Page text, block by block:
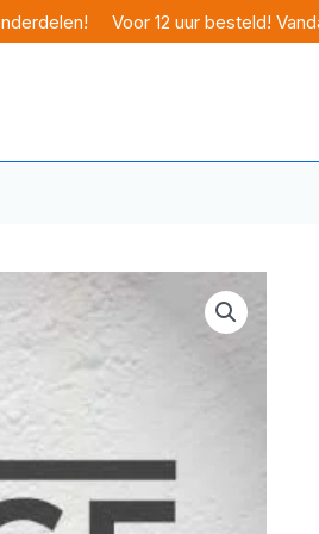
Voor 12 uur besteld!